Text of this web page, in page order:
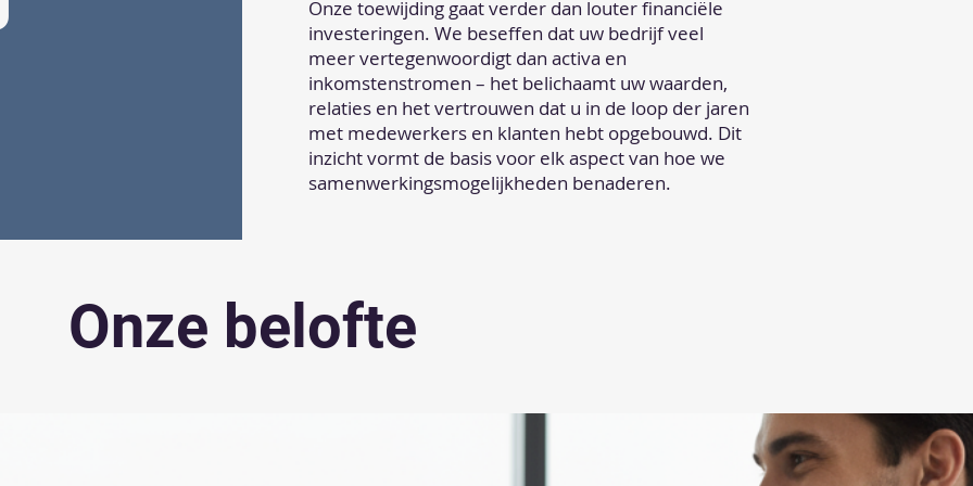
Onze toewijding gaat verder dan louter financiële
investeringen. We beseffen dat uw bedrijf veel
meer vertegenwoordigt dan activa en
inkomstenstromen – het belichaamt uw waarden,
relaties en het vertrouwen dat u in de loop der jaren
met medewerkers en klanten hebt opgebouwd. Dit
inzicht vormt de basis voor elk aspect van hoe we
samenwerkingsmogelijkheden benaderen.
Onze belofte